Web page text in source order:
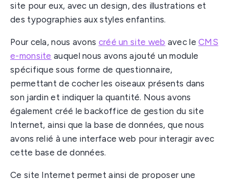
site pour eux, avec un design, des illustrations et
des typographies aux styles enfantins.
Pour cela, nous avons créé un site web avec leCMS
e-monsite auquel nous avons ajouté un module
spécifique sous forme de questionnaire,
permettant de cocher les oiseaux présents dans
son jardin et indiquer la quantité. Nous avons
également créé le backoffice de gestion du site
Internet, ainsi que la base de données, que nous
avons relié à une interface web pour interagir avec
cette base de données.
Ce site Internet permet ainsi de proposer une